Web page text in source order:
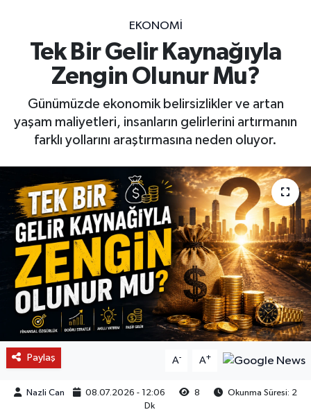
EKONOMİ
Tek Bir Gelir Kaynağıyla
Zengin Olunur Mu?
Günümüzde ekonomik belirsizlikler ve artan
yaşam maliyetleri, insanların gelirlerini artırmanın
farklı yollarını araştırmasına neden oluyor.
Paylaş A- A+
Nazli Can 08.07.2026 - 12:06 8
Okunma Süresi: 2
Dk